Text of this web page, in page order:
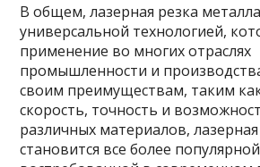
В общем, лазерная резка металла
универсальной технологией,
применение во многих отраслях
промышленности и
своим преимуществам, таким
скорость, точность и
различных материалов,
становится все более